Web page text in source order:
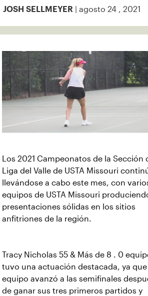
JOSH SELLMEYER | agosto 24 , 2021
Los 2021 Campeonatos de la Sección
Liga del Valle de USTA Missouri
llevándose a cabo este mes, con
equipos de USTA Missouri
presentaciones sólidas en los sitios
anfitriones de la región.
Tracy Nicholas 55 & Más de 8 . 0
tuvo una actuación destacada, ya que
equipo avanzó a las semifinales
de ganar sus tres primeros partidos y